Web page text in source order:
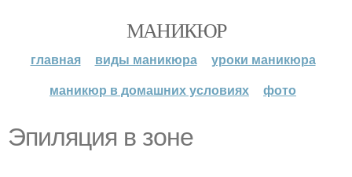
МАНИКЮР
главная виды маникюра
уроки маникюра
маникюр в домашних условиях
фото
Эпиляция в зоне